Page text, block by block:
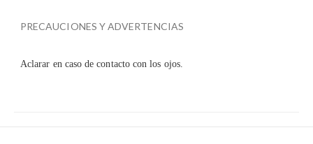
PRECAUCIONES Y ADVERTENCIAS
Aclarar en caso de contacto con los ojos.